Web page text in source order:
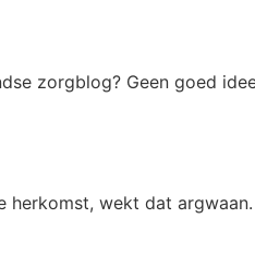
zorgblog? Geen goed
wekt dat